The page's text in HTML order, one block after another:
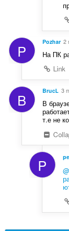
P Pozhar 2
На ПК
Link
B BrucL 3
В
т.е не
P